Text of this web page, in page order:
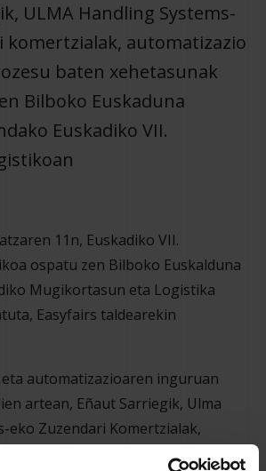
ULMA Handling Systems-
komertzialak, automatizazio
baten xehetasunak
Bilboko Euskaduna
Euskadiko VII.
11n, Euskadiko VII.
ospatu zen Bilboko Euskalduna
Mugikortasun eta Logistika
Easyfairs taldearekin
automatizazioaren inguruan
artean, Eñaut Sarriegik, Ulma
eko Zuzendari Komertzialak,
oinarritutako automatizazio